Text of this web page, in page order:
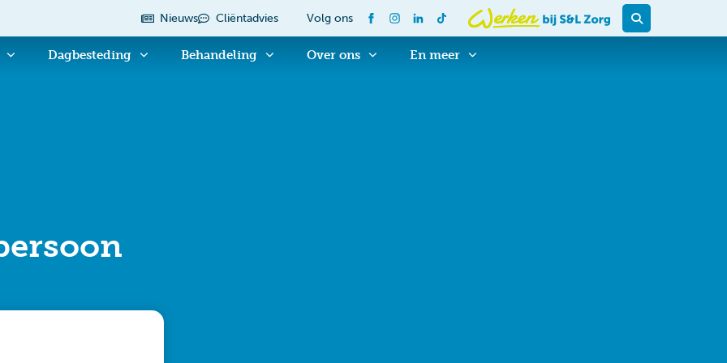
Nieuws Cliëntadvies Volg ons
Dagbesteding Behandeling Over ons En meer